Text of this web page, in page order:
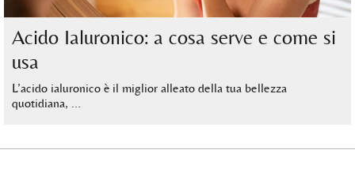
Acido Ialuronico: a cosa serve e come si
usa
L’acido ialuronico è il miglior alleato della tua bellezza
quotidiana, …